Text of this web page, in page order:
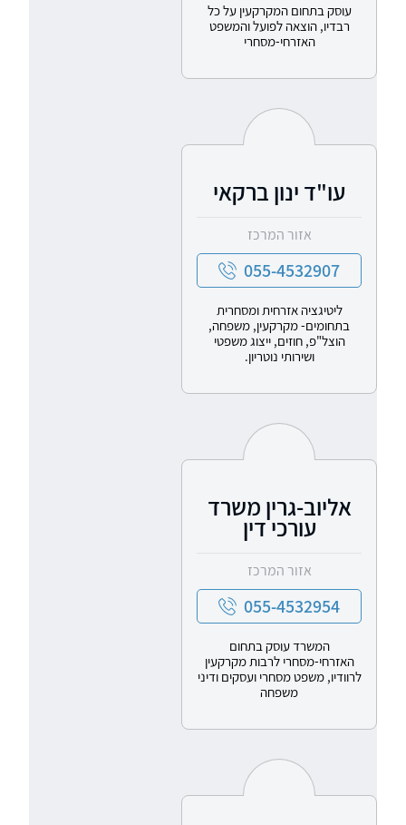
עוסק בתחום המקרקעין על כל
רבדיו, הוצאה לפועל והמשפט
האזרחי-מסחרי
עו"ד ינון ברקאי
אזור המרכז
055-4532907
ליטיגציה אזרחית ומסחרית
בתחומים- מקרקעין, משפחה,
הוצל"פ, חוזים, ייצוג משפטי
ושירותי נוטריון.
אליוב-גרין משרד
עורכי דין
אזור המרכז
055-4532954
המשרד עוסק בתחום
האזרחי-מסחרי לרבות מקרקעין
לרוודיו, משפט מסחרי ועסקים ודיני
משפחה